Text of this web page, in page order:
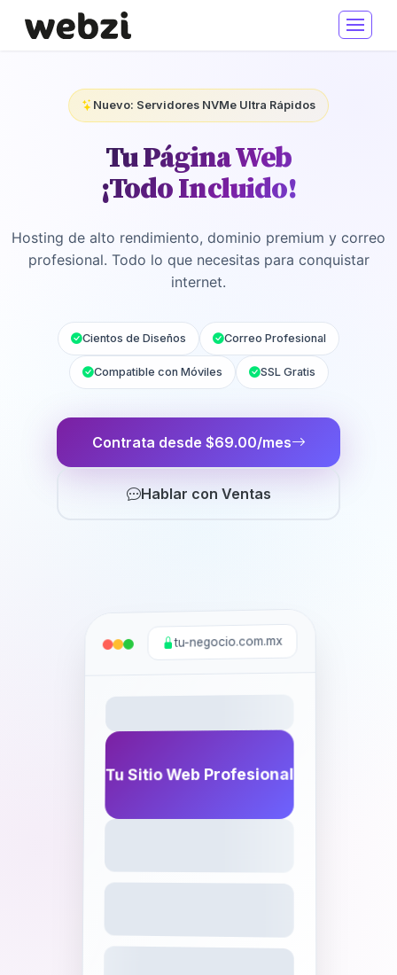
Nuevo: Servidores NVMe Ultra Rápidos
Tu Página Web
¡Todo Incluido!
Hosting de alto rendimiento, dominio premium y correo
profesional. Todo lo que necesitas para conquistar
internet.
Cientos de Diseños Correo Profesional
Compatible con Móviles SSL Gratis
Contrata desde $69.00/mes
Hablar con Ventas
tu-negocio.com.mx
Tu Sitio Web Profesional